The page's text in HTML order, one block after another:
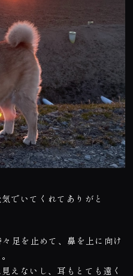
でいてくれてありがと
足を止めて、鼻を上に向け
えないし、耳もとても遠く